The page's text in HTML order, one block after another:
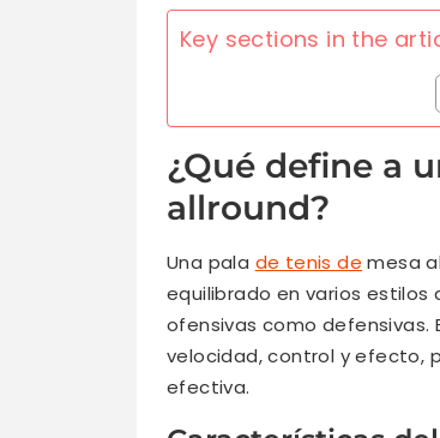
Key sections in the
¿Qué define a
allround?
Una pala de tenis de mesa
equilibrado en varios
ofensivas como
velocidad, control y efecto,
efectiva.